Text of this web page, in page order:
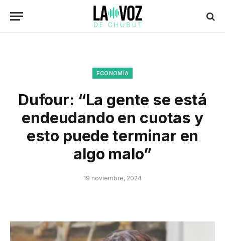
ECONOMÍA
Dufour: “La gente se está
endeudando en cuotas y
esto puede terminar en
algo malo”
19 noviembre, 2024